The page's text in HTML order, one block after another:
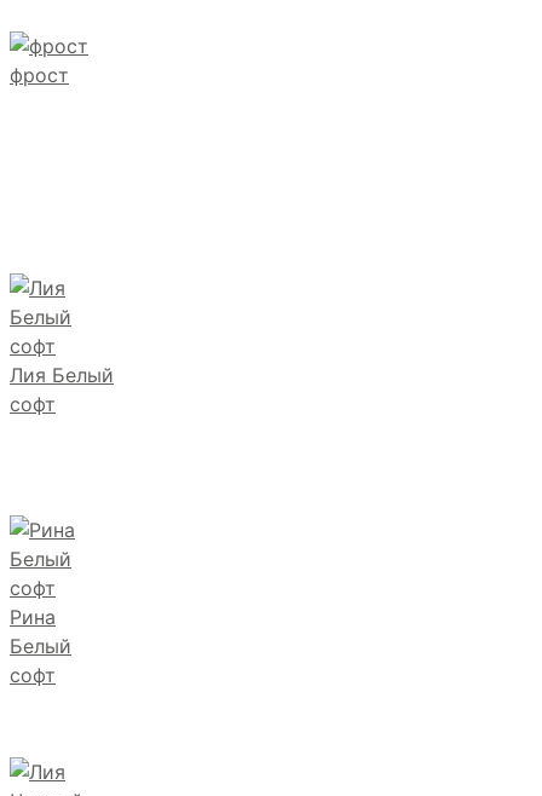
фрост
Лия Белый
софт
Рина
Белый
софт